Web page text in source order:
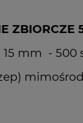
ZBIORCZE
mm - 500